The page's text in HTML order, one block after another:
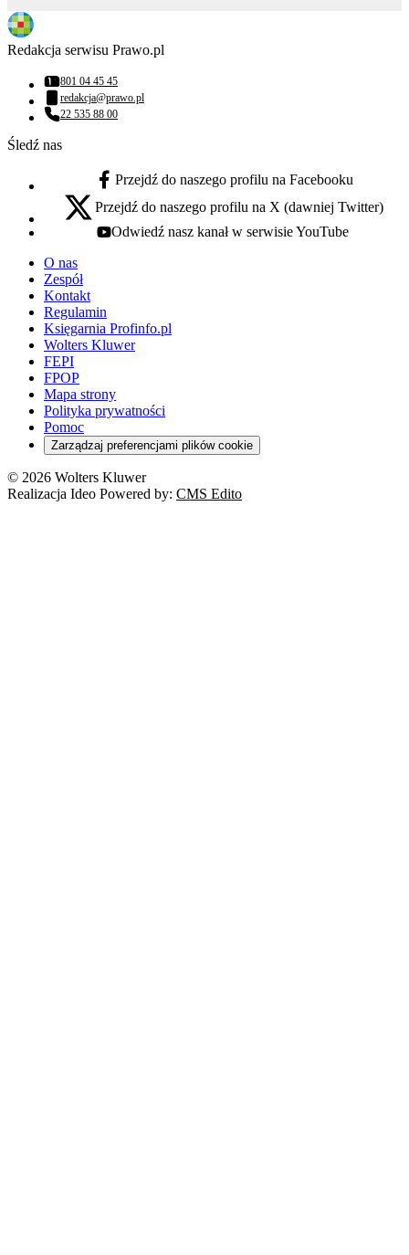
Redakcja serwisu Prawo.pl
Numer telefonu:
801 04 45 45
Adres email:
redakcja@prawo.pl
Numer telefonu:
22 535 88 00
Śledź nas
facebook - otwiera się w nowej karcie
Przejdź do naszego profilu na Facebooku
x - otwiera się w nowej karcie
Przejdź do naszego profilu na X (dawniej Twitter)
youtube - otwiera się w nowej karcie
Odwiedź nasz kanał w serwisie YouTube
O nas
Zespół
Kontakt
Regulamin
Księgarnia Profinfo.pl
Wolters Kluwer
FEPI
FPOP
Mapa strony
Polityka prywatności
Pomoc
Zarządzaj preferencjami plików cookie
© 2026 Wolters Kluwer
Realizacja Ideo Powered by: CMS Edito